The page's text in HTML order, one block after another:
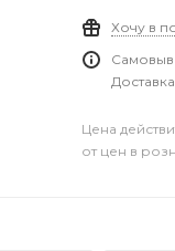
Хочу в
Цена
от цен в